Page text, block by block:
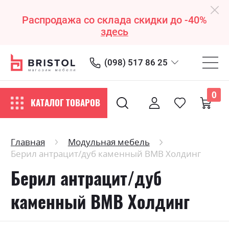
Распродажа со склада скидки до -40%
здесь
(098) 517 86 25
КАТАЛОГ ТОВАРОВ
0
Главная
Модульная мебель
Берил антрацит/дуб каменный ВМВ Холдинг
Берил антрацит/дуб
каменный ВМВ Холдинг